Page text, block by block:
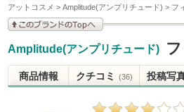
アットコスメ > Amplitude(アンプリチュード) > フ
Amplitude(アンプリチュード)
商品情報 クチコミ (36) 投稿写